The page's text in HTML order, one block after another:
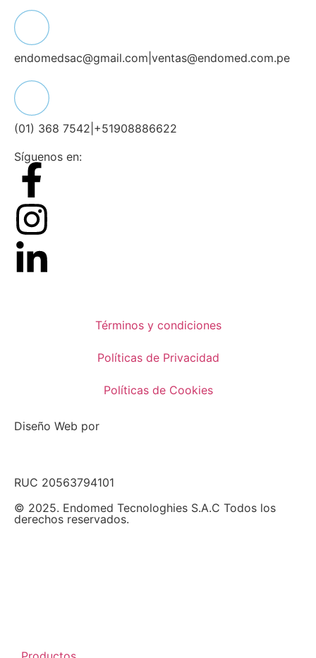
endomedsac@gmail.com ventas@endomed.com.pe
(01) 368 7542 +51908886622
Síguenos en:
Términos y condiciones
Políticas de Privacidad
Políticas de Cookies
Diseño Web por
RUC 20563794101
© 2025. Endomed Tecnologhies S.A.C Todos los
derechos reservados.